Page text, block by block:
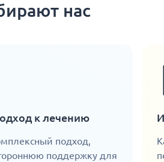
нас
к лечению
подход,
поддержку для